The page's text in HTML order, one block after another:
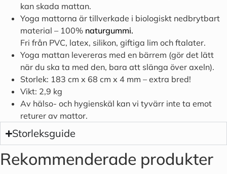
kan skada mattan.
Yoga mattorna är tillverkade i biologiskt nedbrytbart
material – 100% naturgummi.
Fri från PVC, latex, silikon, giftiga lim och ftalater.
Yoga mattan levereras med en bärrem (gör det lätt
när du ska ta med den, bara att slänga över axeln).
Storlek: 183 cm x 68 cm x 4 mm – extra bred!
Vikt: 2,9 kg
Av hälso- och hygienskäl kan vi tyvärr inte ta emot
returer av mattor.
Storleksguide
Rekommenderade produkter